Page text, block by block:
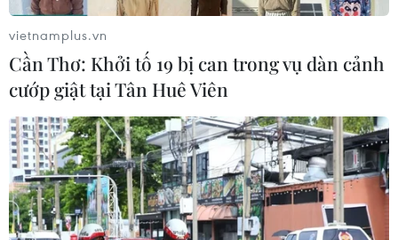
vietnamplus.vn
Cần Thơ: Khởi tố 19 bị can trong vụ dàn cảnh
cướp giật tại Tân Huê Viên